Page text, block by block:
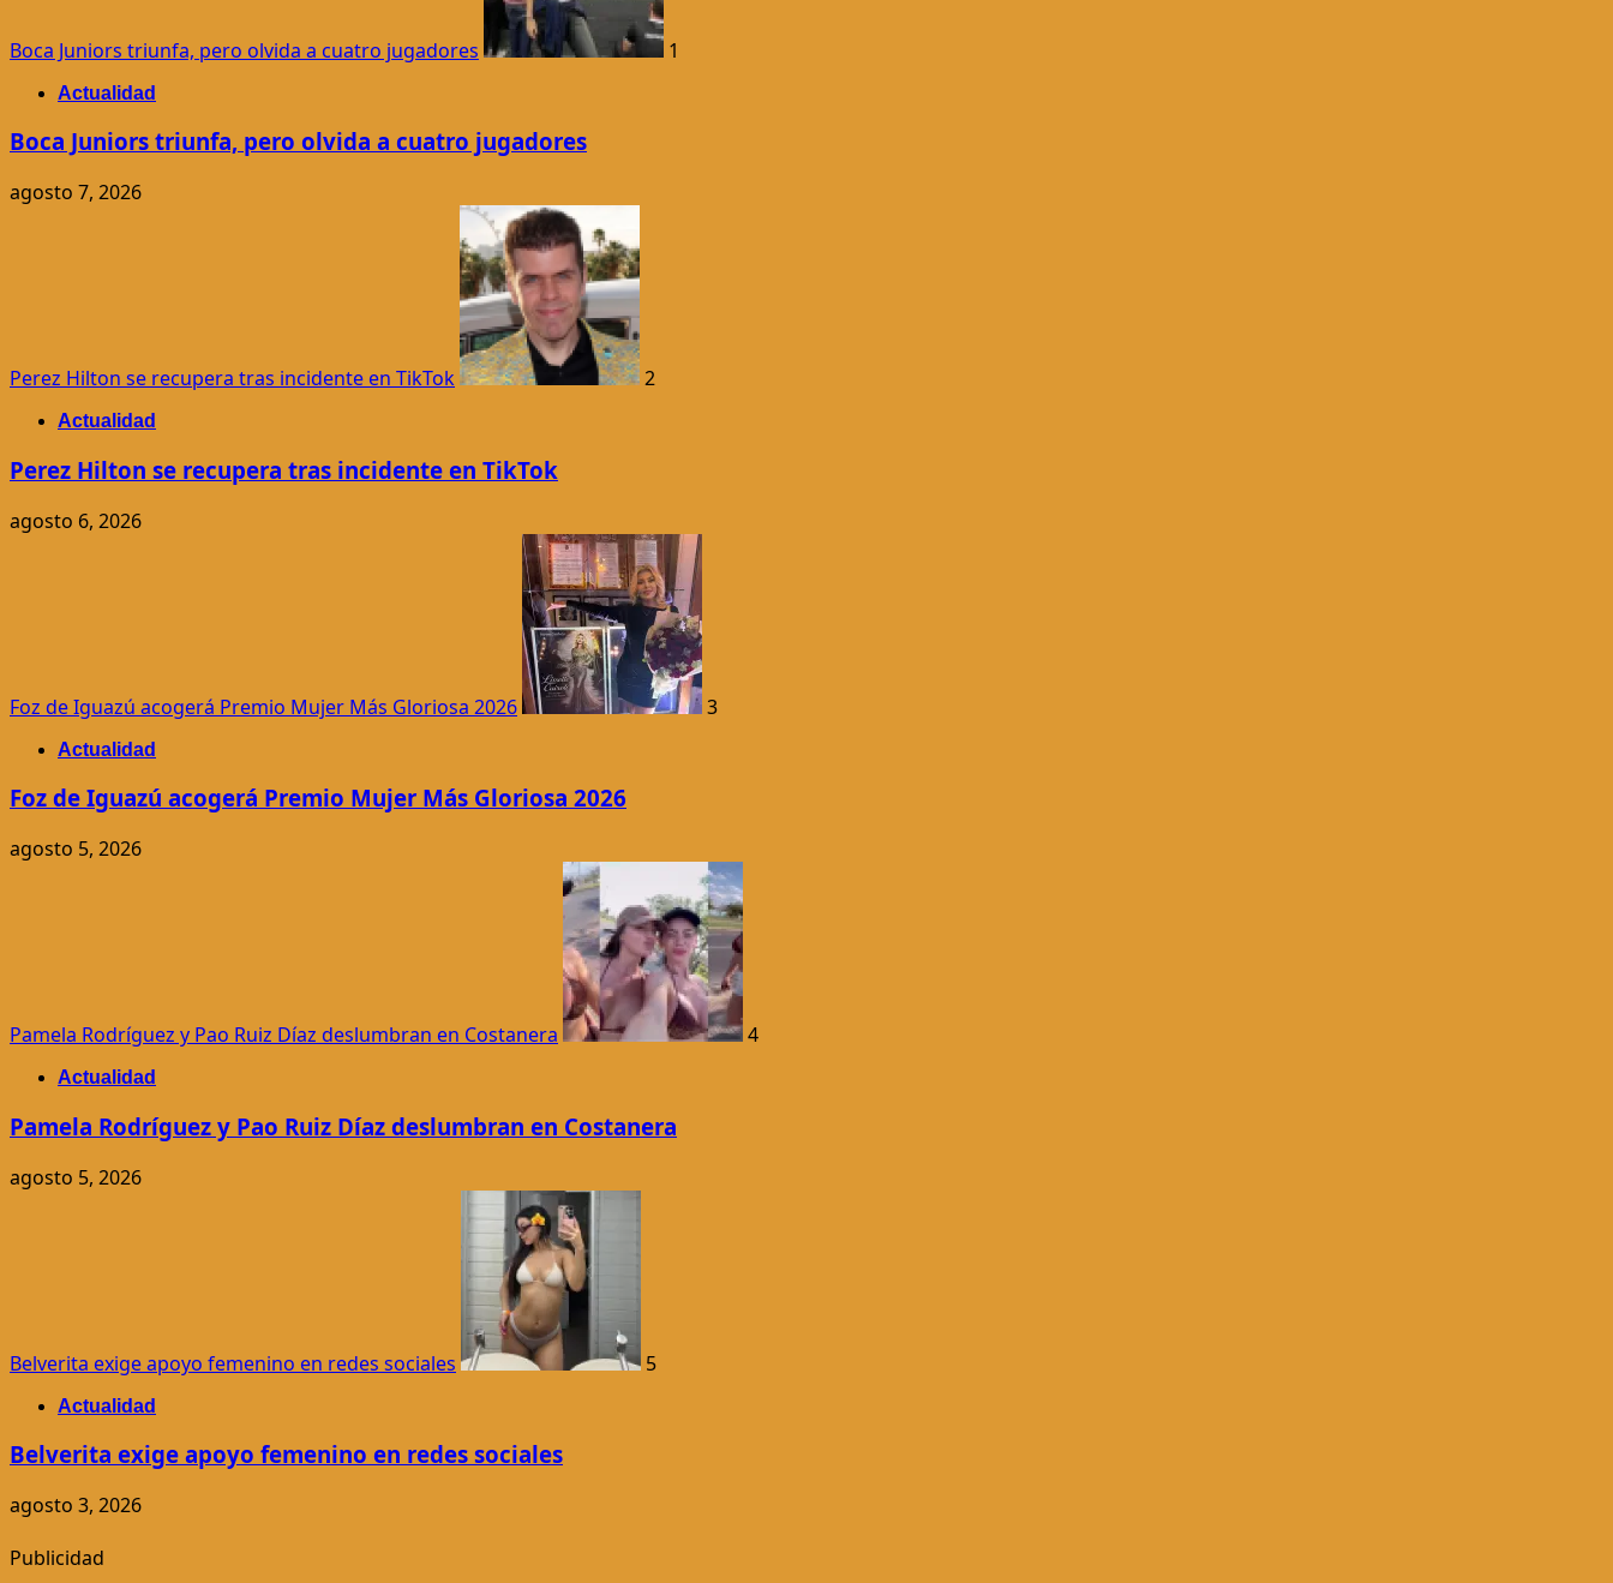
Boca Juniors triunfa, pero olvida a cuatro jugadores 1
Actualidad
Boca Juniors triunfa, pero olvida a cuatro jugadores
agosto 7, 2026
Perez Hilton se recupera tras incidente en TikTok 2
Actualidad
Perez Hilton se recupera tras incidente en TikTok
agosto 6, 2026
Foz de Iguazú acogerá Premio Mujer Más Gloriosa 2026 3
Actualidad
Foz de Iguazú acogerá Premio Mujer Más Gloriosa 2026
agosto 5, 2026
Pamela Rodríguez y Pao Ruiz Díaz deslumbran en Costanera 4
Actualidad
Pamela Rodríguez y Pao Ruiz Díaz deslumbran en Costanera
agosto 5, 2026
Belverita exige apoyo femenino en redes sociales 5
Actualidad
Belverita exige apoyo femenino en redes sociales
agosto 3, 2026
Publicidad